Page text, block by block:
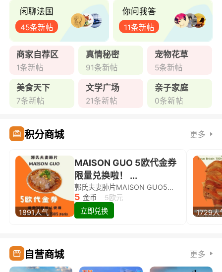
闲聊法国
45条新帖
你问我答
11条新帖
商家自荐区
1条新帖
真情秘密
91条新帖
宠物花草
5条新帖
美食天下
7条新帖
文学广场
21条新帖
亲子家庭
0条新帖
积分商城 更多
1891人气
MAISON GUO 5欧代金券
限量兑换啦！ ...
郭氏夫妻肺片MAISON GUO5欧代金券限量兑换啦！
5 金币
5欧元
立即兑换
1729人
自营商城 更多